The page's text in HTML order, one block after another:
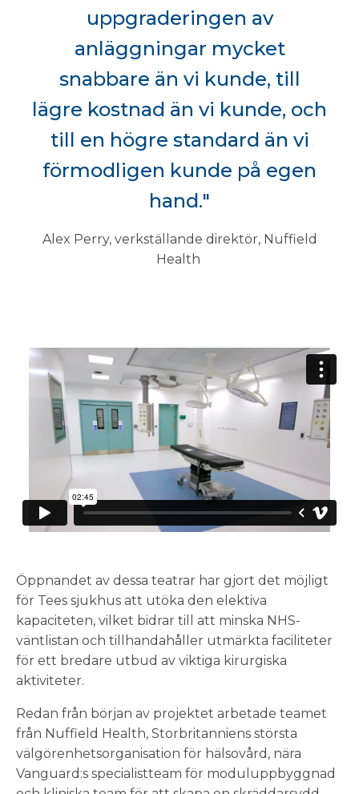
uppgraderingen av
anläggningar mycket
snabbare än vi kunde, till
lägre kostnad än vi kunde, och
till en högre standard än vi
förmodligen kunde på egen
hand."
Alex Perry, verkställande direktör, Nuffield
Health
Öppnandet av dessa teatrar har gjort det möjligt
för Tees sjukhus att utöka den elektiva
kapaciteten, vilket bidrar till att minska NHS-
väntlistan och tillhandahåller utmärkta faciliteter
för ett bredare utbud av viktiga kirurgiska
aktiviteter.
Redan från början av projektet arbetade teamet
från Nuffield Health, Storbritanniens största
välgörenhetsorganisation för hälsovård, nära
Vanguard:s specialistteam för moduluppbyggnad